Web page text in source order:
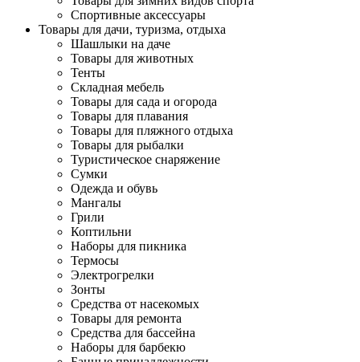
Спортивные аксессуары
Товары для дачи, туризма, отдыха
Шашлыки на даче
Товары для животных
Тенты
Складная мебель
Товары для сада и огорода
Товары для плавания
Товары для пляжного отдыха
Товары для рыбалки
Туристическое снаряжение
Сумки
Одежда и обувь
Мангалы
Грили
Коптильни
Наборы для пикника
Термосы
Электрогрелки
Зонты
Средства от насекомых
Товары для ремонта
Средства для бассейна
Наборы для барбекю